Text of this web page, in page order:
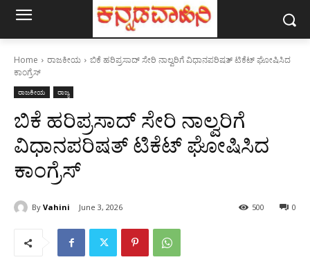
Home ರಾಜಕೀಯ
ಬಿಕೆ ಹರಿಪ್ರಸಾದ್ ಸೇರಿ ನಾಲ್ವರಿಗೆ ವಿಧಾನಪರಿಷತ್ ಟಿಕೆಟ್ ಘೋಷಿಸಿದ
ಕಾಂಗ್ರೆಸ್
ರಾಜಕೀಯ ರಾಜ್ಯ
ಬಿಕೆ ಹರಿಪ್ರಸಾದ್ ಸೇರಿ ನಾಲ್ವರಿಗೆ
ವಿಧಾನಪರಿಷತ್ ಟಿಕೆಟ್ ಘೋಷಿಸಿದ
ಕಾಂಗ್ರೆಸ್
By Vahini June 3, 2026 0
500